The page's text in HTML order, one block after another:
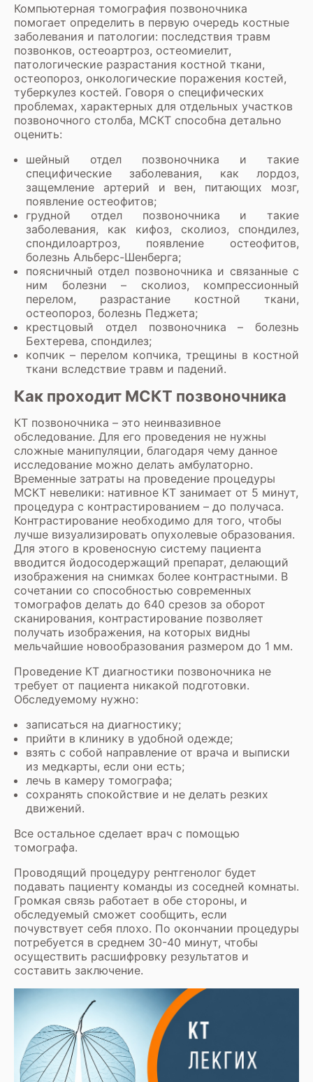
Компьютерная томография позвоночника
помогает определить в первую очередь костные
заболевания и патологии: последствия травм
позвонков, остеоартроз, остеомиелит,
патологические разрастания костной ткани,
остеопороз, онкологические поражения костей,
туберкулез костей. Говоря о специфических
проблемах, характерных для отдельных участков
позвоночного столба, МСКТ способна детально
оценить:
шейный отдел позвоночника и такие
специфические заболевания, как лордоз,
защемление артерий и вен, питающих мозг,
появление остеофитов;
грудной отдел позвоночника и такие
заболевания, как кифоз, сколиоз, спондилез,
спондилоартроз, появление остеофитов,
болезнь Альберс-Шенберга;
поясничный отдел позвоночника и связанные с
ним болезни – сколиоз, компрессионный
перелом, разрастание костной ткани,
остеопороз, болезнь Педжета;
крестцовый отдел позвоночника – болезнь
Бехтерева, спондилез;
копчик – перелом копчика, трещины в костной
ткани вследствие травм и падений.
Как проходит МСКТ позвоночника
КТ позвоночника – это неинвазивное
обследование. Для его проведения не нужны
сложные манипуляции, благодаря чему данное
исследование можно делать амбулаторно.
Временные затраты на проведение процедуры
МСКТ невелики: нативное КТ занимает от 5 минут,
процедура с контрастированием – до получаса.
Контрастирование необходимо для того, чтобы
лучше визуализировать опухолевые образования.
Для этого в кровеносную систему пациента
вводится йодосодержащий препарат, делающий
изображения на снимках более контрастными. В
сочетании со способностью современных
томографов делать до 640 срезов за оборот
сканирования, контрастирование позволяет
получать изображения, на которых видны
мельчайшие новообразования размером до 1 мм.
Проведение КТ диагностики позвоночника не
требует от пациента никакой подготовки.
Обследуемому нужно:
записаться на диагностику;
прийти в клинику в удобной одежде;
взять с собой направление от врача и выписки
из медкарты, если они есть;
лечь в камеру томографа;
сохранять спокойствие и не делать резких
движений.
Все остальное сделает врач с помощью
томографа.
Проводящий процедуру рентгенолог будет
подавать пациенту команды из соседней комнаты.
Громкая связь работает в обе стороны, и
обследуемый сможет сообщить, если
почувствует себя плохо. По окончании процедуры
потребуется в среднем 30-40 минут, чтобы
осуществить расшифровку результатов и
составить заключение.